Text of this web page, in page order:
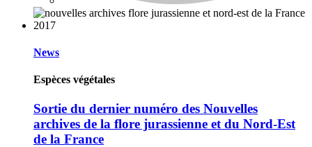
News
Espèces végétales
Sortie du dernier numéro des Nouvelles
archives de la flore jurassienne et du Nord-Est
de la France